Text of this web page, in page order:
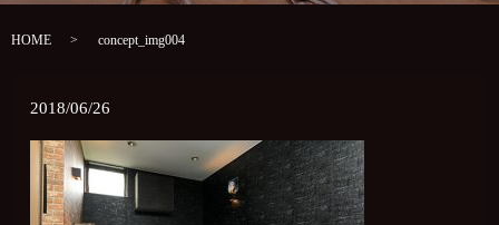
HOME concept_img004
2018/06/26